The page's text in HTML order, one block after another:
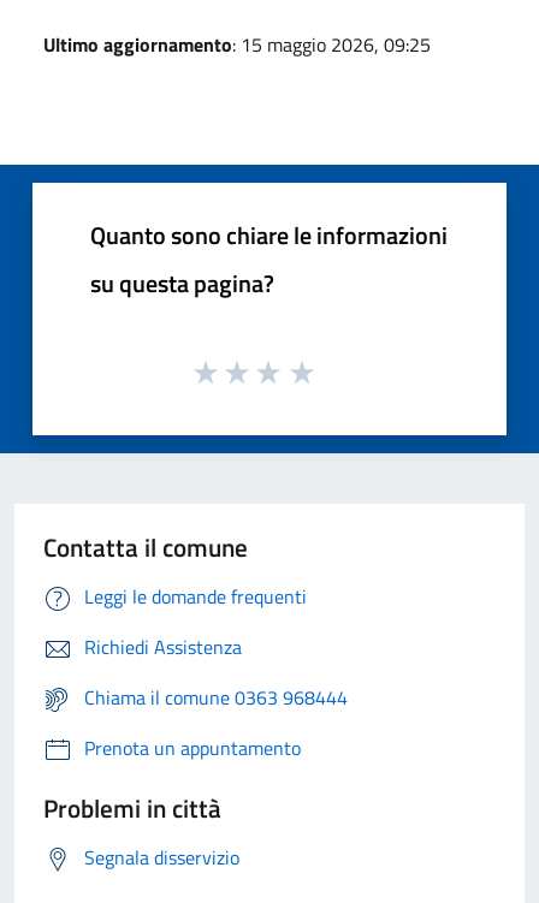
Ultimo aggiornamento: 15 maggio 2026, 09:25
Quanto sono chiare le informazioni
su questa pagina?
Contatta il comune
Leggi le domande frequenti
Richiedi Assistenza
Chiama il comune 0363 968444
Prenota un appuntamento
Problemi in città
Segnala disservizio